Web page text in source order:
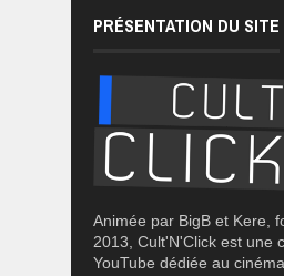
PRÉSENTATION DU SITE
Animée par BigB et Kere,
2013, Cult'N'Click est une
YouTube dédiée au